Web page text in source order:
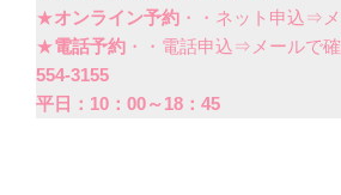
★オンライン予約 ・・ネット申込⇒
★電話予約 ・・電話申込⇒メールで
554-3155
平日：10：00～18：45